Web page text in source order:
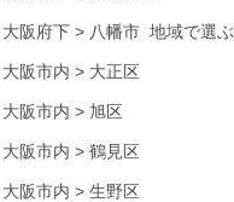
大阪府下 > 八幡市 地域で選ぶ
大阪市内 > 大正区
大阪市内 > 旭区
大阪市内 >鶴見区
大阪市内 >生野区